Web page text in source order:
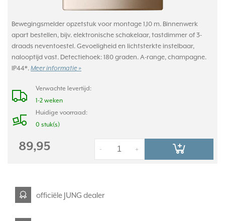
Bewegingsmelder opzetstuk voor montage 1,10 m. Binnenwerk
apart bestellen, bijv. elektronische schakelaar, tastdimmer of 3-
draads neventoestel. Gevoeligheid en lichtsterkte instelbaar,
nalooptijd vast. Detectiehoek: 180 graden. A-range, champagne.
IP44*. Meer informatie »
Verwachte levertijd:
1-2 weken
Huidige voorraad:
0 stuk(s)
89,95 +
-
officiële JUNG dealer